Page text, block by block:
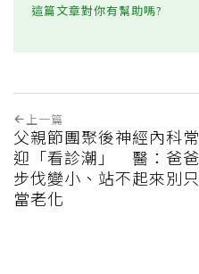
這篇文章對你有幫助嗎?
上一篇
父親節團聚後神經內科常
迎「看診潮」 醫：爸爸
步伐變小、站不起來別只
當老化